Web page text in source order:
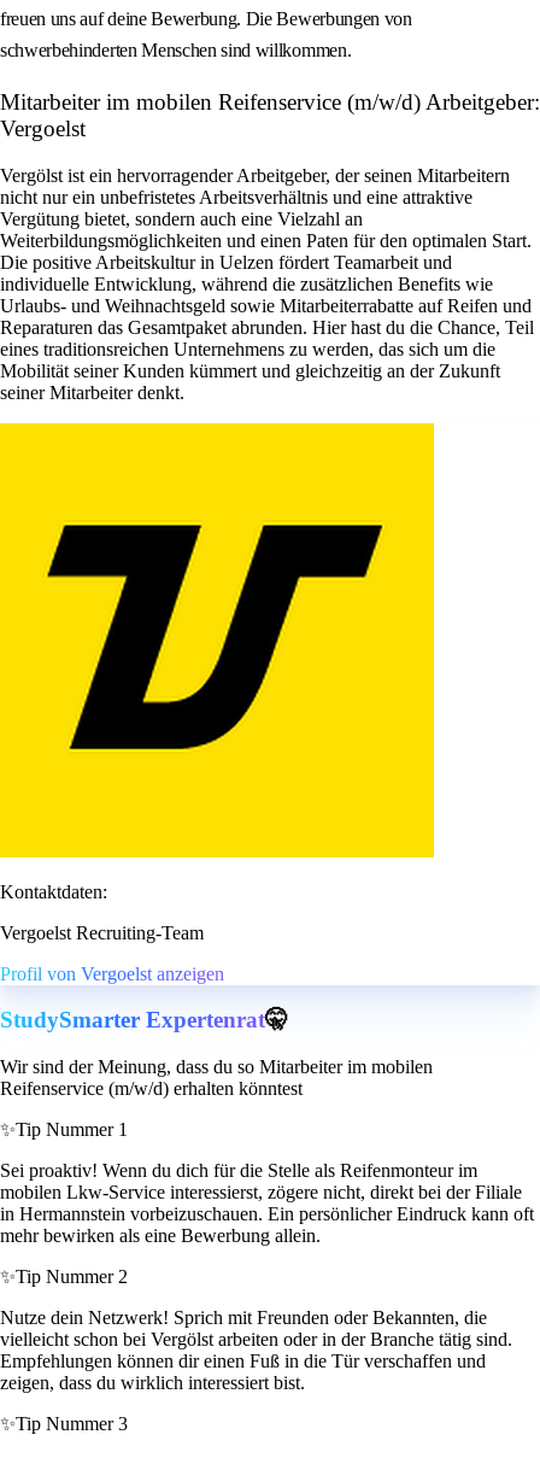
freuen uns auf deine Bewerbung. Die Bewerbungen von
schwerbehinderten Menschen sind willkommen.
Mitarbeiter im mobilen Reifenservice (m/w/d) Arbeitgeber:
Vergoelst
Vergölst ist ein hervorragender Arbeitgeber, der seinen Mitarbeitern
nicht nur ein unbefristetes Arbeitsverhältnis und eine attraktive
Vergütung bietet, sondern auch eine Vielzahl an
Weiterbildungsmöglichkeiten und einen Paten für den optimalen Start.
Die positive Arbeitskultur in Uelzen fördert Teamarbeit und
individuelle Entwicklung, während die zusätzlichen Benefits wie
Urlaubs- und Weihnachtsgeld sowie Mitarbeiterrabatte auf Reifen und
Reparaturen das Gesamtpaket abrunden. Hier hast du die Chance, Teil
eines traditionsreichen Unternehmens zu werden, das sich um die
Mobilität seiner Kunden kümmert und gleichzeitig an der Zukunft
seiner Mitarbeiter denkt.
Kontaktdaten:
Vergoelst Recruiting-Team
Profil von Vergoelst anzeigen
StudySmarter Expertenrat🤫
Wir sind der Meinung, dass du so Mitarbeiter im mobilen
Reifenservice (m/w/d) erhalten könntest
✨Tip Nummer 1
Sei proaktiv! Wenn du dich für die Stelle als Reifenmonteur im
mobilen Lkw-Service interessierst, zögere nicht, direkt bei der Filiale
in Hermannstein vorbeizuschauen. Ein persönlicher Eindruck kann oft
mehr bewirken als eine Bewerbung allein.
✨Tip Nummer 2
Nutze dein Netzwerk! Sprich mit Freunden oder Bekannten, die
vielleicht schon bei Vergölst arbeiten oder in der Branche tätig sind.
Empfehlungen können dir einen Fuß in die Tür verschaffen und
zeigen, dass du wirklich interessiert bist.
✨Tip Nummer 3